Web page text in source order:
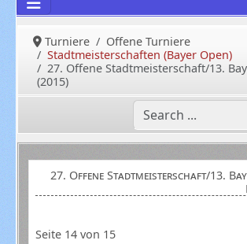
Turniere
Offene Turniere
Stadtmeisterschaften (Bayer Open)
27. Offene Stadtmeisterschaft/13.
(2015)
27. Offene Stadtmeisterschaft/13.
Seite 14 von 15